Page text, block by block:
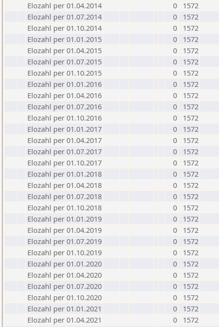
Elozahl per 01.04.2014
0
1572
Elozahl per 01.07.2014
0
1572
Elozahl per 01.10.2014
0
1572
Elozahl per 01.01.2015
0
1572
Elozahl per 01.04.2015
0
1572
Elozahl per 01.07.2015
0
1572
Elozahl per 01.10.2015
0
1572
Elozahl per 01.01.2016
0
1572
Elozahl per 01.04.2016
0
1572
Elozahl per 01.07.2016
0
1572
Elozahl per 01.10.2016
0
1572
Elozahl per 01.01.2017
0
1572
Elozahl per 01.04.2017
0
1572
Elozahl per 01.07.2017
0
1572
Elozahl per 01.10.2017
0
1572
Elozahl per 01.01.2018
0
1572
Elozahl per 01.04.2018
0
1572
Elozahl per 01.07.2018
0
1572
Elozahl per 01.10.2018
0
1572
Elozahl per 01.01.2019
0
1572
Elozahl per 01.04.2019
0
1572
Elozahl per 01.07.2019
0
1572
Elozahl per 01.10.2019
0
1572
Elozahl per 01.01.2020
0
1572
Elozahl per 01.04.2020
0
1572
Elozahl per 01.07.2020
0
1572
Elozahl per 01.10.2020
0
1572
Elozahl per 01.01.2021
0
1572
Elozahl per 01.04.2021
0
1572